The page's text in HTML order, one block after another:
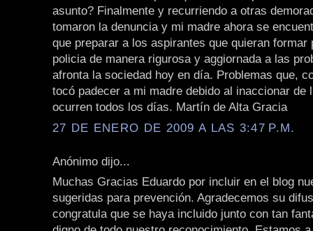
asunto? Finalmente y recurriendo a otras
tomaron la denuncia y mi madre ahora se
que preparar a los aspirantes que quieran formar
policia de manera rigurosa y aggiornada a las
afronta la sociedad hoy en día. Problemas que,
tocó padecer a mi madre debido al inaccionar de
ocurren todos los días. Martín de Alta Gracia
27 DE ENERO DE 2009 A LAS 3:47 P.M.
Anónimo dijo...
Muchas Gracias Eduardo por incluir en el blog
sugeridas para prevención. Agradecemos su
congratula que se haya incluido junto con tan